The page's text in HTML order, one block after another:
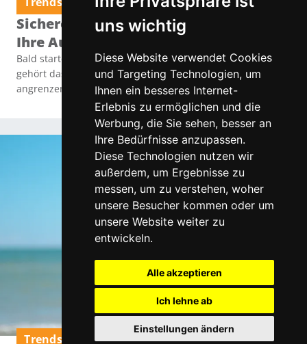
uns wichtig
Diese Website verwendet Cookies
und Targeting Technologien, um
Ihnen ein besseres Internet-
Erlebnis zu ermöglichen und die
Werbung, die Sie sehen, besser an
Ihre Bedürfnisse anzupassen.
Diese Technologien nutzen wir
außerdem, um Ergebnisse zu
messen, um zu verstehen, woher
unsere Besucher kommen oder um
unsere Website weiter zu
entwickeln.
Alle akzeptieren
Ich lehne ab
Einstellungen ändern
Sichere Urlaubsfahrt: So entlasten Sie
Ihre Augen auf langen Strecken
Bald startet die Urlaubszeit! Für viele Österreicher:innen
gehört das Auto zum beliebtesten Reisemittel, um in
angrenzende Länder zu fahren.
Trends & Neuigkeiten